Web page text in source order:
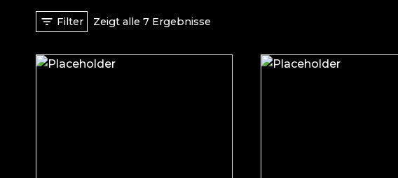
Filter Zeigt alle 7 Ergebnisse